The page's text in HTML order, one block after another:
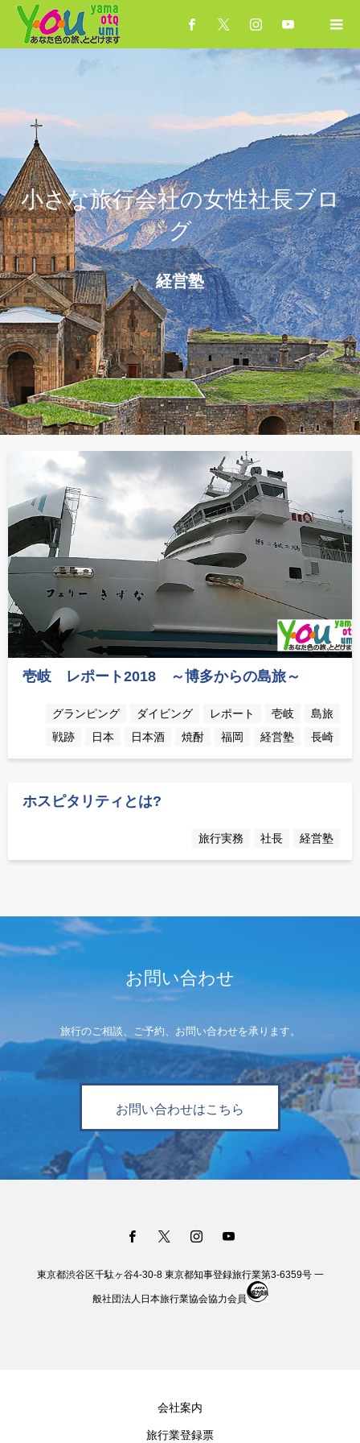
小さな旅行会社の女性社長ブロ
グ
経営塾
壱岐 レポート2018 ～博多からの島旅～
グランピング ダイビング レポート 壱岐
島旅
戦跡
日本 日本酒 焼酎 福岡 経営塾 長崎
ホスピタリティとは?
旅行実務 社長 経営塾
お問い合わせ
旅行のご相談、ご予約、お問い合わせを承ります。
お問い合わせはこちら
東京都渋谷区千駄ヶ谷4-30-8 東京都知事登録旅行業第3-6359号 一
般社団法人日本旅行業協会協力会員
会社案内
旅行業登録票